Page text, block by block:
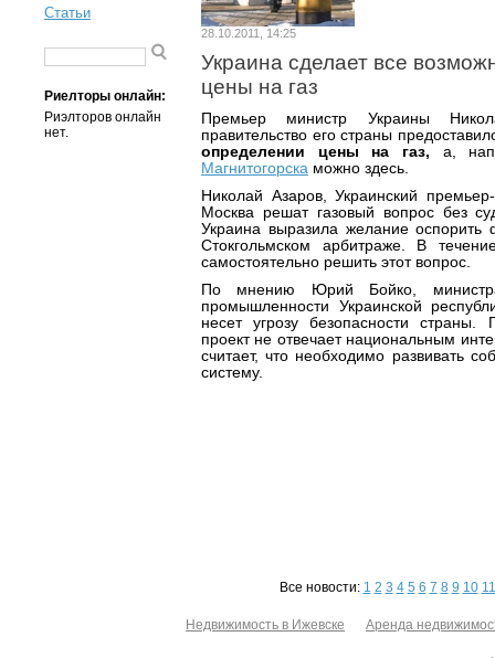
Статьи
Риелторы онлайн:
Риэлторов онлайн
нет.
28.10.2011, 14:25
Украина сделает все
цены на газ
Премьер министр Украины
правительство его страны
определении цены на газ, а,
Магнитогорска можно здесь.
Николай Азаров, Украинский
Москва решат газовый вопрос без
Украина выразила желание
Стокгольмском арбитраже. В
самостоятельно решить этот вопрос.
По мнению Юрий Бойко,
промышленности Украинской
несет угрозу безопасности
проект не отвечает национальным
считает, что необходимо развивать
систему.
Все новости: 1 2 3 4 5 6 7 8 9 10 11
Недвижимость в Ижевске Аренда